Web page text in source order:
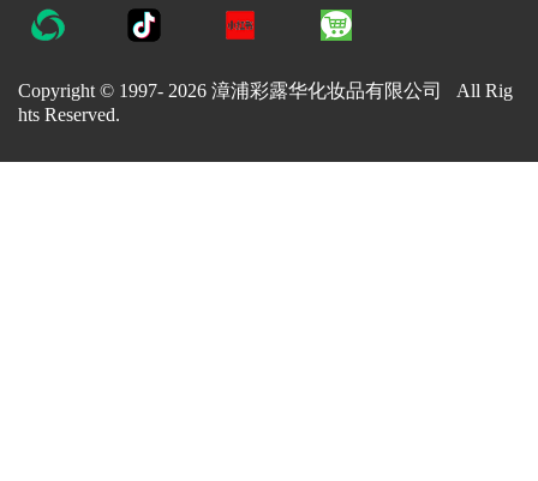
Copyright © 1997- 2026 漳浦彩露华化妆品有限公司 All Rig
hts Reserved.